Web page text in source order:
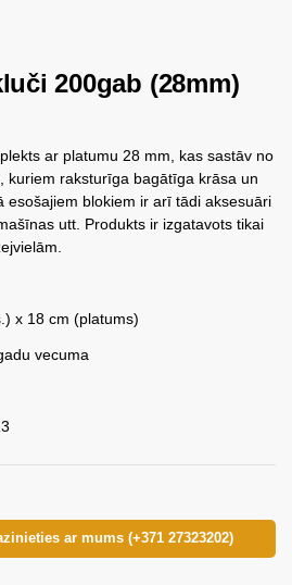
200gab (28mm)
ar platumu 28 mm, kas sastāv no
kuriem raksturīga bagātīga krāsa un
esošajiem blokiem ir arī tādi aksesuāri
utt. Produkts ir izgatavots tikai
x 18 cm (platums)
vecuma
ar mums (+371 27323202)